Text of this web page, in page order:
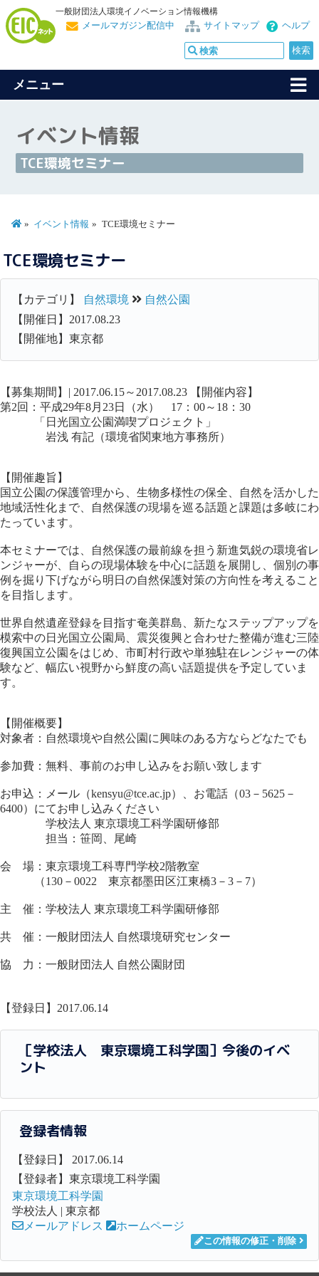
一般財団法人環境イノベーション情報機構
ヘルプ
サイトマップ
メールマガジン配信中
メニュー
イベント情報
TCE環境セミナー
イベント情報 TCE環境セミナー
TCE環境セミナー
【カテゴリ】 自然環境
自然公園
【開催日】2017.08.23
【開催地】東京都
【募集期間】| 2017.06.15～2017.08.23 【開催内容】
第2回：平成29年8月23日（水） 17：00～18：30
「日光国立公園満喫プロジェクト」
岩浅 有記（環境省関東地方事務所）
【開催趣旨】
国立公園の保護管理から、生物多様性の保全、自然を活かした
地域活性化まで、自然保護の現場を巡る話題と課題は多岐にわ
たっています。
本セミナーでは、自然保護の最前線を担う新進気鋭の環境省レ
ンジャーが、自らの現場体験を中心に話題を展開し、個別の事
例を掘り下げながら明日の自然保護対策の方向性を考えること
を目指します。
世界自然遺産登録を目指す奄美群島、新たなステップアップを
模索中の日光国立公園局、震災復興と合わせた整備が進む三陸
復興国立公園をはじめ、市町村行政や単独駐在レンジャーの体
験など、幅広い視野から鮮度の高い話題提供を予定していま
す。
【開催概要】
対象者：自然環境や自然公園に興味のある方ならどなたでも
参加費：無料、事前のお申し込みをお願い致します
お申込：メール（kensyu@tce.ac.jp）、お電話（03－5625－
6400）にてお申し込みください
学校法人 東京環境工科学園研修部
担当：笹岡、尾崎
会 場：東京環境工科専門学校2階教室
（130－0022 東京都墨田区江東橋3－3－7）
主 催：学校法人 東京環境工科学園研修部
共 催：一般財団法人 自然環境研究センター
協 力：一般財団法人 自然公園財団
【登録日】2017.06.14
［学校法人 東京環境工科学園］今後のイベ
ント
登録者情報
【登録日】 2017.06.14
【登録者】東京環境工科学園
東京環境工科学園
学校法人 | 東京都
メールアドレス
ホームページ
この情報の修正・削除